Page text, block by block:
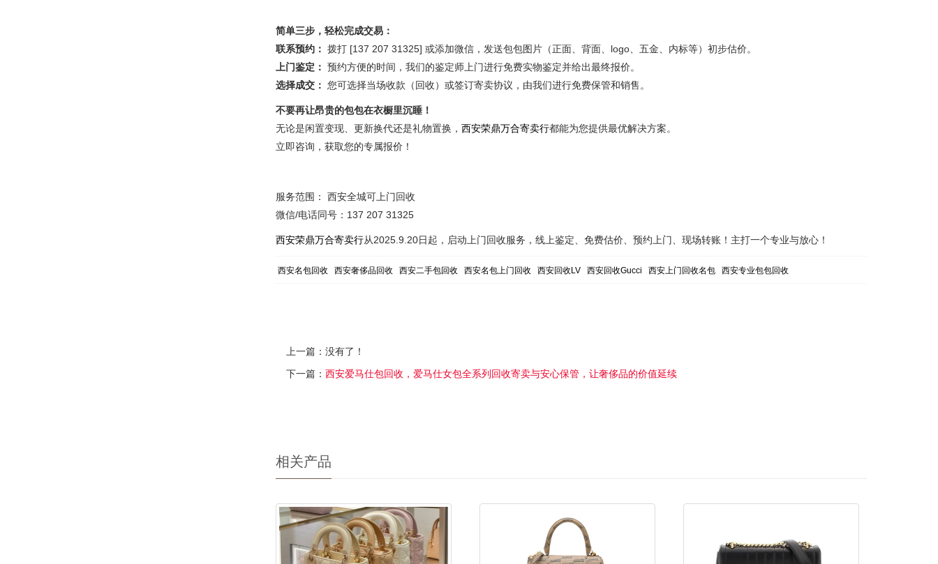
简单三步，轻松完成交易：
联系预约： 拨打 [137 207 31325] 或添加微信，发送包包图片（正面、背面、logo、五金、内标等）初步估价。
上门鉴定： 预约方便的时间，我们的鉴定师上门进行免费实物鉴定并给出最终报价。
选择成交： 您可选择当场收款（回收）或签订寄卖协议，由我们进行免费保管和销售。
不要再让昂贵的包包在衣橱里沉睡！
无论是闲置变现、更新换代还是礼物置换， 西安荣鼎万合寄卖行都能为您提供最优解决方案。
立即咨询，获取您的专属报价！
服务范围： 西安全城可上门回收
微信/电话同号：137 207 31325
西安荣鼎万合寄卖行从2025.9.20日起，启动上门回收服务，线上鉴定、免费估价、预约上门、现场转账！主打一个专业与放心！
西安名包回收 西安奢侈品回收 西安二手包回收 西安名包上门回收 西安回收LV 西安回收Gucci 西安上门回收名包 西安专业包包回收
上一篇：没有了！
下一篇： 西安爱马仕包回收，爱马仕女包全系列回收寄卖与安心保管，让奢侈品的价值延续
相关产品